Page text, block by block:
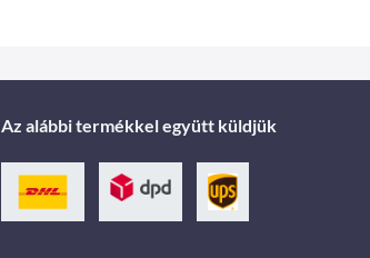
Az alábbi termékkel együtt küldjük